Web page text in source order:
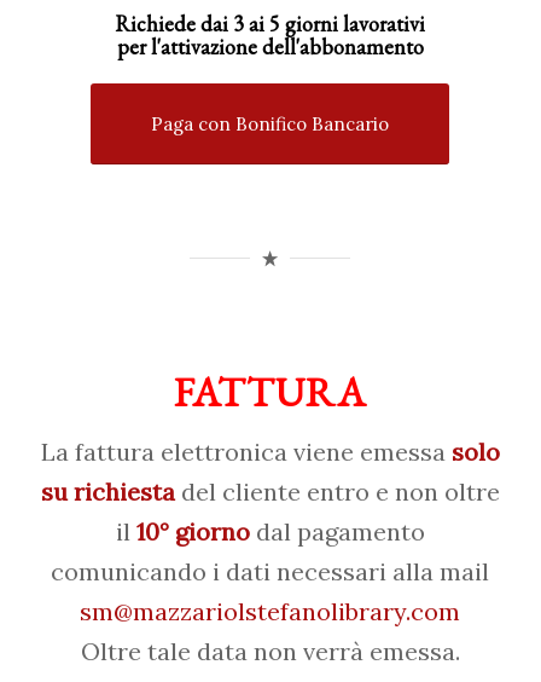
Richiede dai 3 ai 5 giorni lavorativi
perl'attivazionedell'abbonamento
Paga con Bonifico Bancario
FATTURA
La fattura elettronica viene emessasolo
su richiestadel cliente entro e non oltre
il 10° giornodal pagamento
comunicando i dati necessari alla mail
sm@mazzariolstefanolibrary.com
Oltre tale data non verrà emessa.